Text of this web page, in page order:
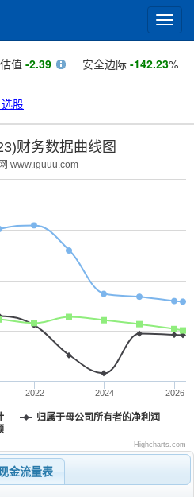
估值 -2.39 安全边际 -142.23%
股
财务数据曲线图
www.iguuu.com
归属于母公司所有者的净利润
2022 2024 2026
Highcharts.com
金流量表